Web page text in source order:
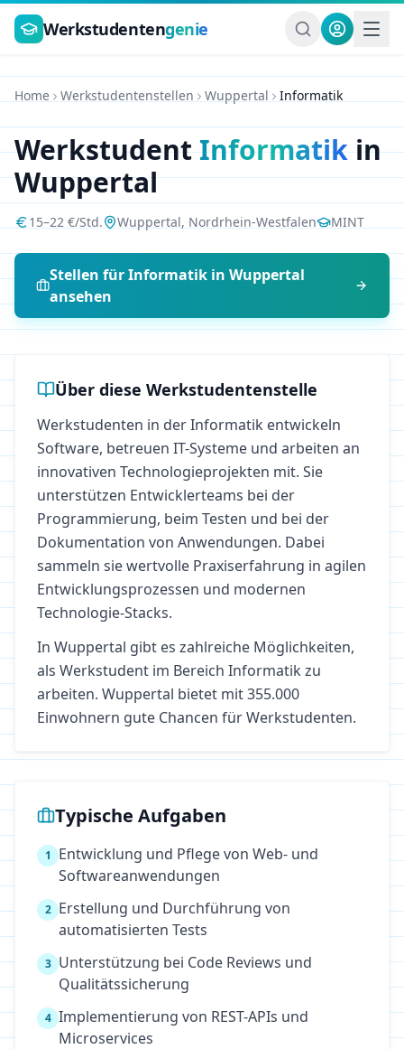
Zum Hauptinhalt springen
Werkstudentengenie
Home Werkstudentenstellen Wuppertal Informatik
WerkstudentInformatikin
Wuppertal
15–22 €/Std. Wuppertal, Nordrhein-Westfalen MINT
Stellen fürInformatik inWuppertal
ansehen
Über diese Werkstudentenstelle
Werkstudenten in der Informatik entwickeln
Software, betreuen IT-Systeme und arbeiten an
innovativen Technologieprojekten mit. Sie
unterstützen Entwicklerteams bei der
Programmierung, beim Testen und bei der
Dokumentation von Anwendungen. Dabei
sammeln sie wertvolle Praxiserfahrung in agilen
Entwicklungsprozessen und modernen
Technologie-Stacks.
In Wuppertal gibt es zahlreiche Möglichkeiten,
als Werkstudent im Bereich Informatik zu
arbeiten. Wuppertal bietet mit 355.000
Einwohnern gute Chancen für Werkstudenten.
Typische Aufgaben
1
Entwicklung und Pflege von Web- und
Softwareanwendungen
2 Erstellung und Durchführung von
automatisierten Tests
3 Unterstützung bei Code Reviews und
Qualitätssicherung
4 Implementierung von REST-APIs und
Microservices